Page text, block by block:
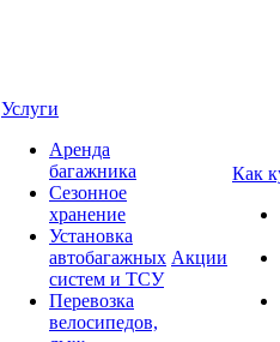
Услуги
Аренда
багажника
Сезонное
хранение
Установка
автобагажных
систем и ТСУ
Перевозка
велосипедов,
Акции
Как